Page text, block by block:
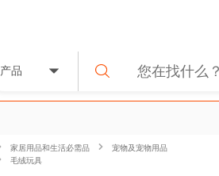
产品
家居用品和生活必需品
宠物及宠物用品
毛绒玩具